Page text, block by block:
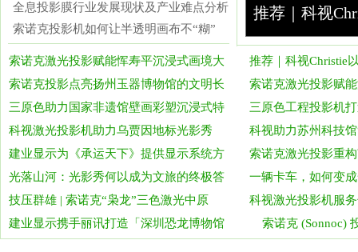
全息投影膜行业发展现状及产业难点分析
索诺克投影机如何让半透明画布不“糊”
推荐｜科视
索诺克激光投影赋能恽寿平沉浸式画境大
推荐｜科视Christie
索诺克投影点亮扬州玉器博物馆的文明长
索诺克激光投影赋
三原色助力国家非遗馆壁画彩塑沉浸式特
三原色工程投影机
科视激光投影机助力乌贾因地标光影秀
科视助力苏州科技
建业显示为《承运天下》提供显示系统方
索诺克激光投影重
光落山河：光影秀何以成为文旅的终极答
一辆卡车，如何变
技压群雄 | 索诺克“枭龙”三色激光中原
科视激光投影机服
建业显示携手丽讯打造「深圳恐龙博物馆
索诺克 (Sonnoc)